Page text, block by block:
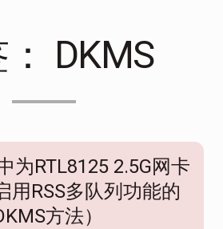
DKMS
为RTL8125 2.5G网卡
用RSS多队列功能的
方法）